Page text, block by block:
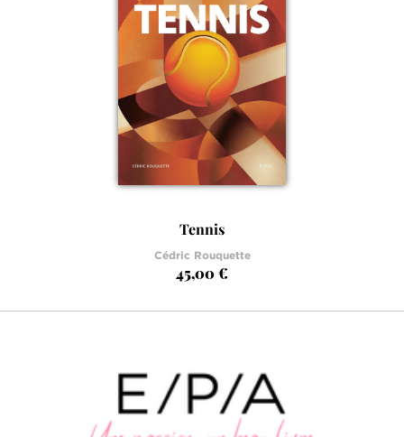
Tennis
Cédric Rouquette
45,00 €